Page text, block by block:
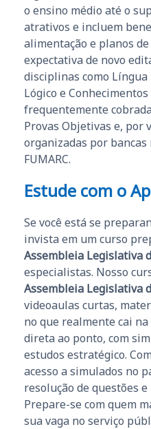
o ensino médio até o
atrativos e incluem
alimentação e planos de
expectativa de novo
disciplinas como
Lógico e
frequentemente
Provas Objetivas e, por
organizadas por bancas
FUMARC.
Estude com o
Se você está se
invista em um curso
Assembleia Legislativa
especialistas. Nosso
Assembleia Legislativa
videoaulas curtas,
no que realmente cai
direta ao ponto, com
estudos estratégico.
acesso a simulados no
resolução de questões
Prepare-se com quem
sua vaga no serviço